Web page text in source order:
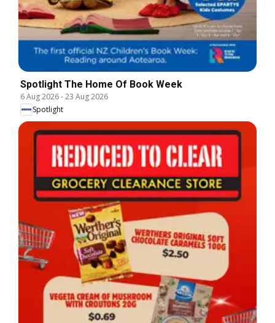
Spotlight The Home Of Book Week
6 Aug 2026-23 Aug 2026
Spotlight